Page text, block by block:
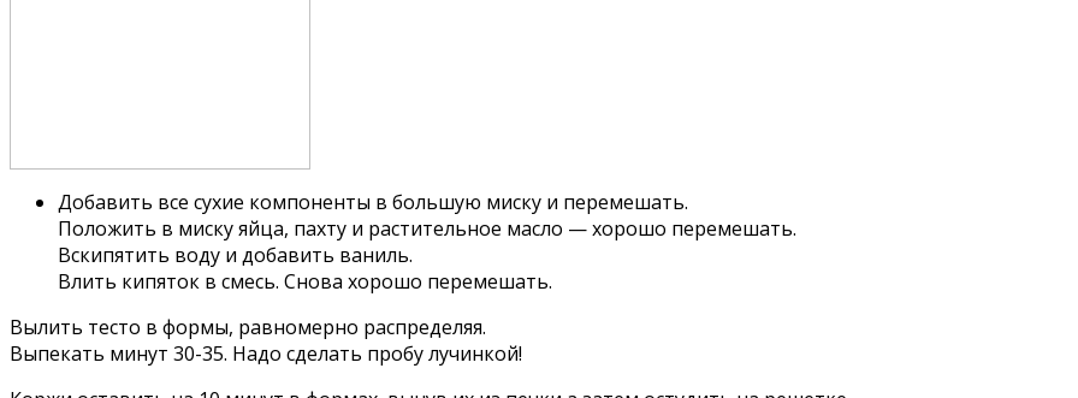
Добавить все сухие компоненты в большую миску и перемешать.
Положить в миску яйца, пахту и растительное масло — хорошо перемешать.
Вскипятить воду и добавить ваниль.
Влить кипяток в смесь. Снова хорошо перемешать.
Вылить тесто в формы, равномерно распределяя.
Выпекать минут 30-35. Надо сделать пробу лучинкой!